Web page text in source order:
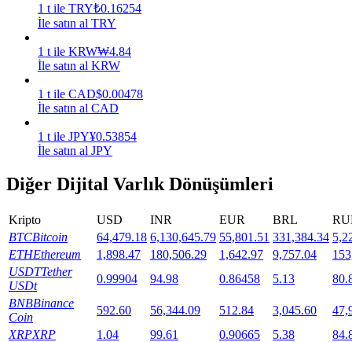
Staking
Yüksek getiri ve anında erişim
Popüler token'lar kazanmak için esnek staking
1 t ile TRY₺0.16254
İle satın al TRY
1 t ile KRW₩4.84
İle satın al KRW
1 t ile CAD$0.00478
İle satın al CAD
1 t ile JPY¥0.53854
İle satın al JPY
Diğer Dijital Varlık Dönüşümleri
Kripto USD INR EUR BRL
BTCBitcoin 64,479.18 6,130,645.79 55,801.51 331,384.34
ETHEthereum 1,898.47 180,506.29 1,642.97 9,757.04
USDTTether
USDt
0.99904 94.98 0.86458 5.13
BNBBinance
Coin
592.60 56,344.09 512.84 3,045.60
XRPXRP 1.04 99.61 0.90665 5.38